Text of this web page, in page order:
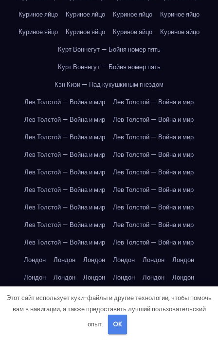
Куриное яйцо
Куриное яйцо Куриное яйцо
Куриное яйцо
Куриное яйцо
Куриное яйцо Куриное яйцо
Куриное яйцо
Курт Воннегут — Бойня номер пять
Курт Воннегут — Бойня номер пять
Кэн Кизи — Над кукушкиным гнездом
Лев Толстой — Война и мир
Лев Толстой — Война и мир
Лев Толстой — Война и мир
Лев Толстой — Война и мир
Лев Толстой — Война и мир
Лев Толстой — Война и мир
Лев Толстой — Война и мир
Лев Толстой — Война и мир
Лев Толстой — Война и мир
Лев Толстой — Война и мир
Лев Толстой — Война и мир
Лев Толстой — Война и мир
Лев Толстой — Война и мир
Лев Толстой — Война и мир
Лев Толстой — Война и мир
Лев Толстой — Война и мир
Лев Толстой — Война и мир
Лев Толстой — Война и мир
Лондон
Лондон Лондон Лондон Лондон
Лондон
Лондон
Лондон Лондон Лондон Лондон
Лондон
Лондон
Лондон Лондон Лондон Лондон
Лондон
Лондон
Лондон Лондон Лондон
Лос-Анджелес
Этот сайт использует куки-файлы и другие технологии, чтобы помочь
вам в навигации, а также предоставить лучший пользовательский
опыт.
OK